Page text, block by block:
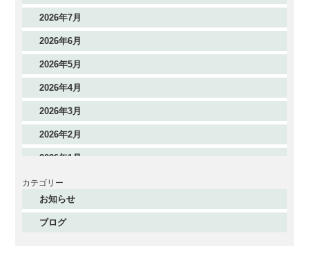
2026年7月
2026年6月
2026年5月
2026年4月
2026年3月
2026年2月
2026年1月
2025年12月
2025年11月
2025年10月
カテゴリー
お知らせ
ブログ